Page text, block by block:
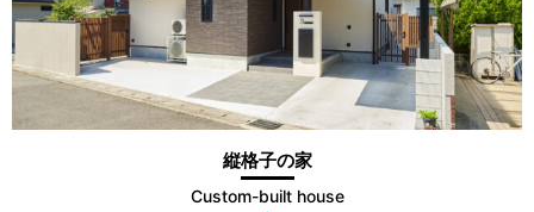
縦格子の家
Custom-built house